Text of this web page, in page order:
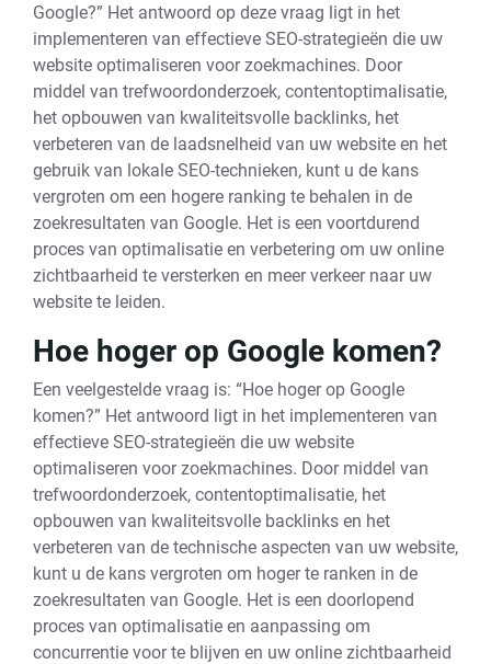
Google?” Het antwoord op deze vraag ligt in het
implementeren van effectieve SEO-strategieën die uw
website optimaliseren voor zoekmachines. Door
middel van trefwoordonderzoek, contentoptimalisatie,
het opbouwen van kwaliteitsvolle backlinks, het
verbeteren van de laadsnelheid van uw website en het
gebruik van lokale SEO-technieken, kunt u de kans
vergroten om een hogere ranking te behalen in de
zoekresultaten van Google. Het is een voortdurend
proces van optimalisatie en verbetering om uw online
zichtbaarheid te versterken en meer verkeer naar uw
website te leiden.
Hoe hoger op Google komen?
Een veelgestelde vraag is: “Hoe hoger op Google
komen?” Het antwoord ligt in het implementeren van
effectieve SEO-strategieën die uw website
optimaliseren voor zoekmachines. Door middel van
trefwoordonderzoek, contentoptimalisatie, het
opbouwen van kwaliteitsvolle backlinks en het
verbeteren van de technische aspecten van uw website,
kunt u de kans vergroten om hoger te ranken in de
zoekresultaten van Google. Het is een doorlopend
proces van optimalisatie en aanpassing om
concurrentie voor te blijven en uw online zichtbaarheid